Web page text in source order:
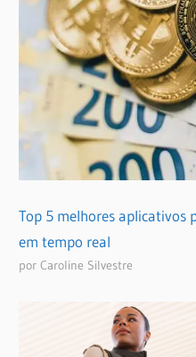
Top 5 melhores aplicativos
em tempo real
por Caroline Silvestre